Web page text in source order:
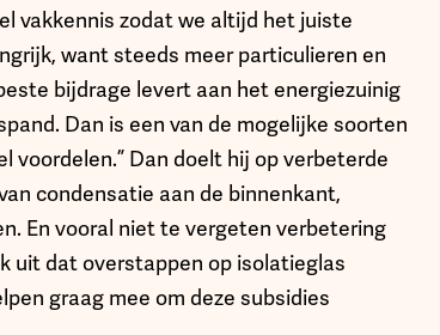
vakkennis zodat we altijd het juiste
want steeds meer particulieren en
bijdrage levert aan het energiezuinig
Dan is een van de mogelijke soorten
voordelen.” Dan doelt hij op verbeterde
condensatie aan de binnenkant,
En vooral niet te vergeten verbetering
uit dat overstappen op isolatieglas
graag mee om deze subsidies